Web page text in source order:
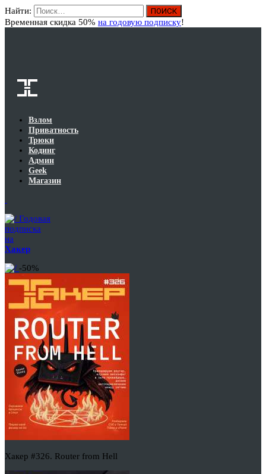
Найти:
Временная скидка 50% на годовую подписку!
Взлом
Приватность
Трюки
Кодинг
Админ
Geek
Магазин
Годовая
подписка
на
Хакер
-50%
Хакер #326. Router from Hell